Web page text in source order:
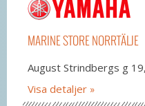
MARINE STORE NORRTÄLJE
August Strindbergs g
Visa detaljer